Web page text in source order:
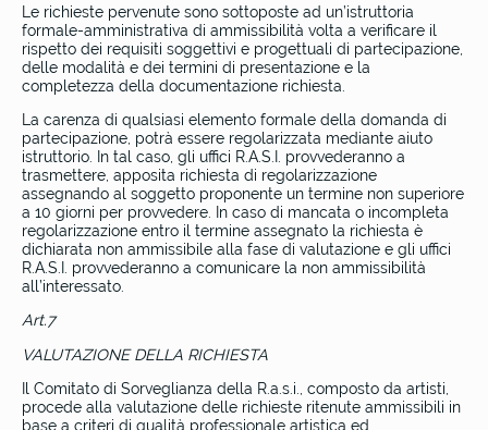
Le richieste pervenute sono sottoposte ad un’istruttoria
formale-amministrativa di ammissibilità volta a verificare il
rispetto dei requisiti soggettivi e progettuali di partecipazione,
delle modalità e dei termini di presentazione e la
completezza della documentazione richiesta.
La carenza di qualsiasi elemento formale della domanda di
partecipazione, potrà essere regolarizzata mediante aiuto
istruttorio. In tal caso, gli uffici R.A.S.I. provvederanno a
trasmettere, apposita richiesta di regolarizzazione
assegnando al soggetto proponente un termine non superiore
a 10 giorni per provvedere. In caso di mancata o incompleta
regolarizzazione entro il termine assegnato la richiesta è
dichiarata non ammissibile alla fase di valutazione e gli uffici
R.A.S.I. provvederanno a comunicare la non ammissibilità
all’interessato.
Art.7
VALUTAZIONE DELLA RICHIESTA
Il Comitato di Sorveglianza della R.a.s.i., composto da artisti,
procede alla valutazione delle richieste ritenute ammissibili in
base a criteri di qualità professionale artistica ed